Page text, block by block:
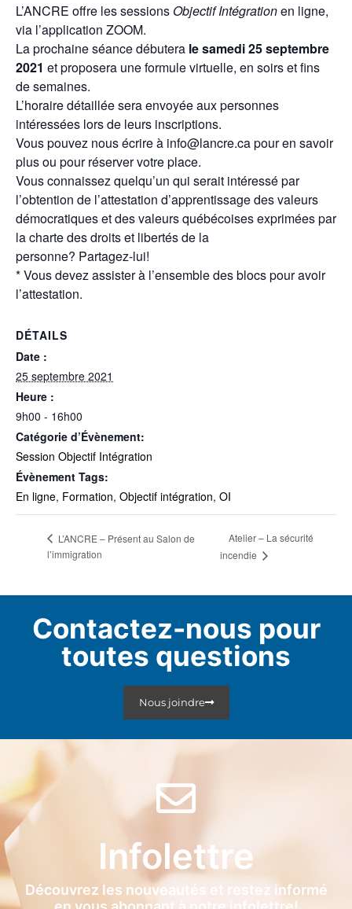
L’ANCRE offre les sessions Objectif Intégrationen ligne,
via l’application ZOOM.
La prochaine séance débutera le samedi 25 septembre
2021 et proposera une formule virtuelle, en soirs et fins
de semaines.
L’horaire détaillée sera envoyée aux personnes
intéressées lors de leurs inscriptions.
Vous pouvez nous écrire à info@lancre.ca pour en savoir
plus ou pour réserver votre place.
Vous connaissez quelqu’un qui serait intéressé par
l’obtention de l’attestation d’apprentissage des valeurs
démocratiques et des valeurs québécoises exprimées par
la charte des droits et libertés de la
personne? Partagez-lui!
* Vous devez assister à l’ensemble des blocs pour avoir
l’attestation.
DÉTAILS
Date :
25 septembre 2021
Heure :
9h00 - 16h00
Catégorie d’Évènement:
Session Objectif Intégration
Évènement Tags:
En ligne, Formation, Objectif intégration, OI
L’ANCRE – Présent au Salon de
l’immigration
Atelier – La sécurité
incendie
Contactez-nous pour
toutes questions
Nous joindre
Infolettre
Découvrez les nouveautés et restez informé